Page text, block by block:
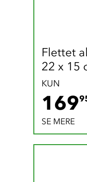
Flettet
22 x 15
KUN
169
SE MERE